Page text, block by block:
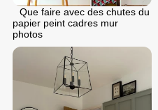
Que faire avec des chutes du
papier peint cadres mur
photos